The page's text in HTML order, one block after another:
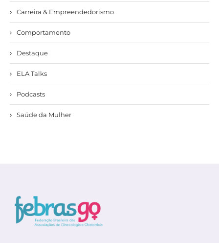
Carreira & Empreendedorismo
Comportamento
Destaque
ELA Talks
Podcasts
Saúde da Mulher